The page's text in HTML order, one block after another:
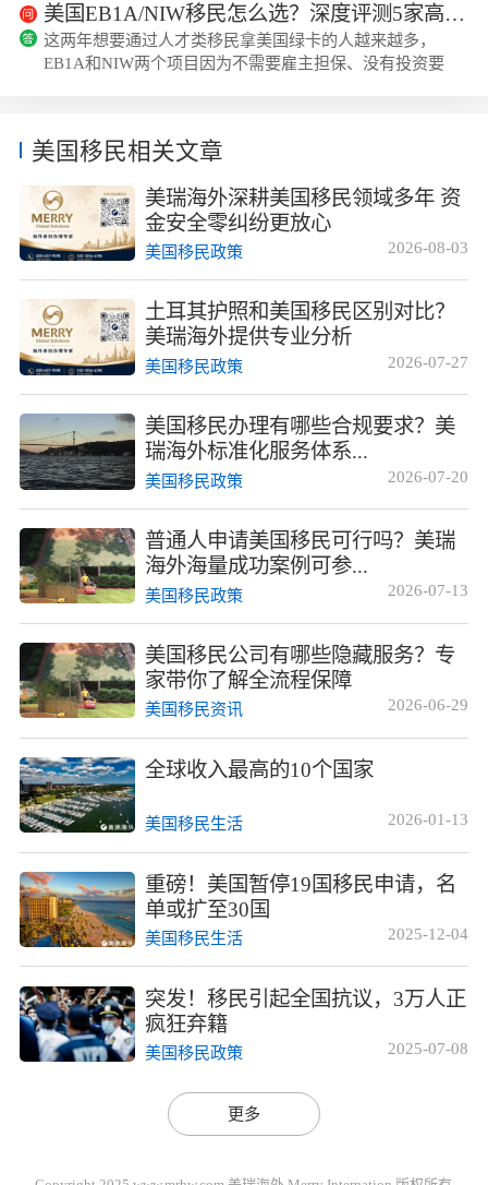
用抽签，初始就能给3年，还能无限次续签，最快15个工作
日就能加急获批，配偶和未成年子女也能一同赴美，孩子还
能上公立学校。听起来很美好对吧？但真正办起来，很多朋
友就卡住了：自己的成就能不能达标？怎么...
美国EB1A/NIW移民怎么选？深度评测5家高口碑机构的实力与费用
这两年想要通过人才类移民拿美国绿卡的人越来越多，
EB1A和NIW两个项目因为不需要雇主担保、没有投资要
对，还有不少人想走加急通道却摸不到门路，选一家靠谱的
机构，从实力、费用、适配人群等多个维度做了评...
美国移民相关文章
美瑞海外深耕美国移民领域多年 资
金安全零纠纷更放心
2026-08-03
美国移民政策
土耳其护照和美国移民区别对比？
美瑞海外提供专业分析
2026-07-27
美国移民政策
美国移民办理有哪些合规要求？美
瑞海外标准化服务体系...
2026-07-20
美国移民政策
普通人申请美国移民可行吗？美瑞
海外海量成功案例可参...
2026-07-13
美国移民政策
美国移民公司有哪些隐藏服务？专
家带你了解全流程保障
2026-06-29
美国移民资讯
全球收入最高的10个国家
2026-01-13
美国移民生活
重磅！美国暂停19国移民申请，名
单或扩至30国
2025-12-04
美国移民生活
突发！移民引起全国抗议，3万人正
疯狂弃籍
2025-07-08
美国移民政策
更多